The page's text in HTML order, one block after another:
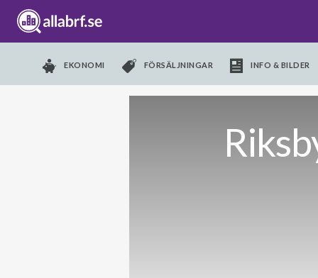
EKONOMI FÖRSÄLJNINGAR INFO & BILDER